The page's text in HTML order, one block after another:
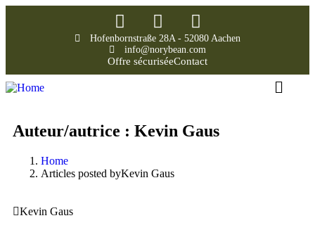
Hofenbornstraße 28A - 52080 Aachen
info@norybean.com
Offre sécuriséeContact
Auteur/autrice : Kevin Gaus
Home
Articles posted byKevin Gaus
Kevin Gaus